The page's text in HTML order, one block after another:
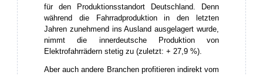
für den Produktionsstandort Deutschland. Denn
während die Fahrradproduktion in den letzten
Jahren zunehmend ins Ausland ausgelagert wurde,
nimmt die innerdeutsche Produktion von
Elektrofahrrädern stetig zu (zuletzt: + 27,9 %).
Aber auch andere Branchen profitieren indirekt vom